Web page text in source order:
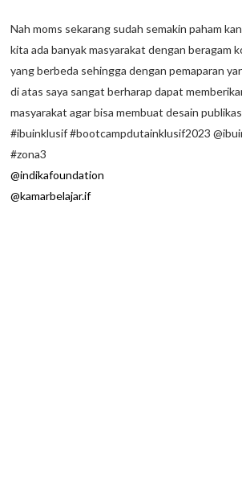
Nah moms sekarang sudah semakin paham
kita ada banyak masyarakat dengan beragam
yang berbeda sehingga dengan pemaparan
di atas saya sangat berharap dapat
masyarakat agar bisa membuat desain
#ibuinklusif #bootcampdutainklusif2023
#zona3
@indikafoundation
@kamarbelajar.if